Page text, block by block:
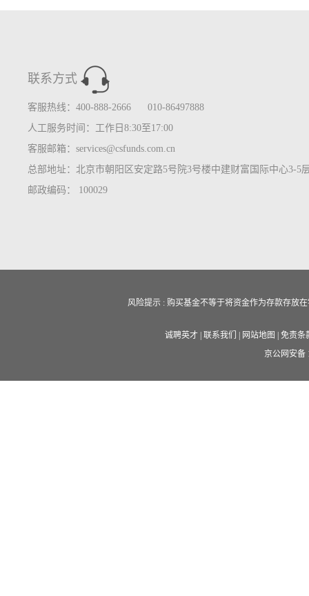
联系方式
客服热线：400-888-2666 010-86497888
人工服务时间：工作日8:30至17:00
客服邮箱：services@csfunds.com.cn
总部地址：北京市朝阳区安定路5号院3号楼中建财富国际中心3-5
邮政编码： 100029
风险提示 : 购买基金不等于将资金作为存款存放
诚聘英才 联系我们 网站地图
免责条
京公网安备